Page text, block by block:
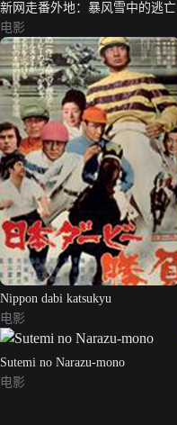
新网走番外地：暴风雪中的逃亡
电影
Nippon dabi katsukyu
电影
Sutemi no Narazu-mono
电影